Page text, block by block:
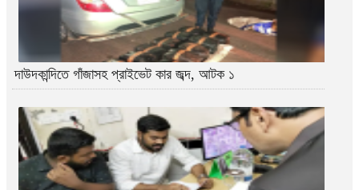
দাউদকান্দিতে গাঁজাসহ প্রাইভেট কার জব্দ, আটক ১